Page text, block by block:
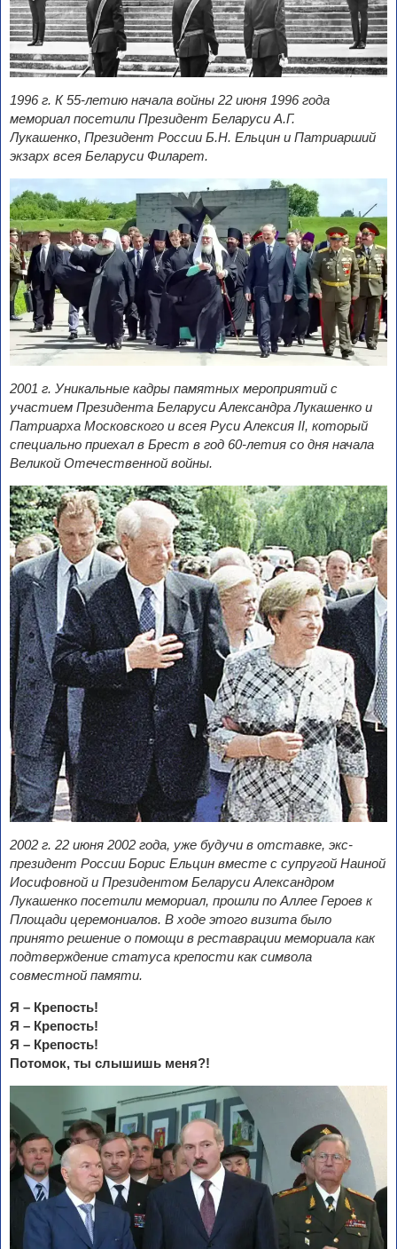
1996 г. К 55-летию начала войны 22 июня 1996 года
мемориал посетили Президент Беларуси А.Г.
Лукашенко, Президент России Б.Н. Ельцин и Патриарший
экзарх всея Беларуси Филарет.
2001 г. Уникальные кадры памятных мероприятий с
участием Президента Беларуси Александра Лукашенко и
Патриарха Московского и всея Руси Алексия II, который
специально приехал в Брест в год 60-летия со дня начала
Великой Отечественной войны.
2002 г. 22 июня 2002 года, уже будучи в отставке, экс-
президент России Борис Ельцин вместе с супругой Наиной
Иосифовной и Президентом Беларуси Александром
Лукашенко посетили мемориал, прошли по Аллее Героев к
Площади церемониалов. В ходе этого визита было
принято решение о помощи в реставрации мемориала как
подтверждение статуса крепости как символа
совместной памяти.
Я – Крепость!
Я – Крепость!
Я – Крепость!
Потомок, ты слышишь меня?!